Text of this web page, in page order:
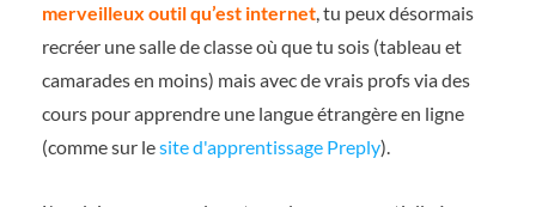
merveilleux outil qu’est internet, tu peux désormais
recréer une salle de classe où que tu sois (tableau et
camarades en moins) mais avec de vrais profs via des
cours pour apprendre une langue étrangère en ligne
(comme sur lesite d'apprentissage Preply).